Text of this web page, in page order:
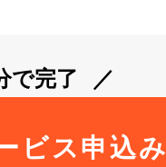
で完了
ビス申込み